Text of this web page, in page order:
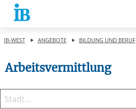
Springe zum Inhalt
IB-WEST ANGEBOTE BILDUNG UND BERUF
Arbeitsvermittlung